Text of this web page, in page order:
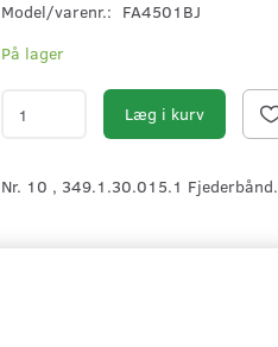
Model/varenr.: FA4501BJ
På lager
Læg i kurv
Nr. 10 , 349.1.30.015.1 Fjederbånd.